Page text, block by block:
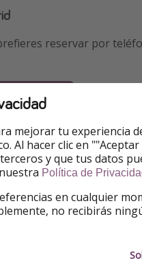
reservar por
- 310€
- 356€
- 261€
- 250€
253€
mejorar tu experiencia
Al hacer clic en
y que tus datos
Política de
en cualquier
no recibirás